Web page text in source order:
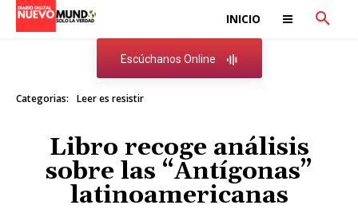
INICIO
Escúchanos Online
Categorias: Leer es resistir
Libro recoge análisis
sobre las “Antígonas”
latinoamericanas